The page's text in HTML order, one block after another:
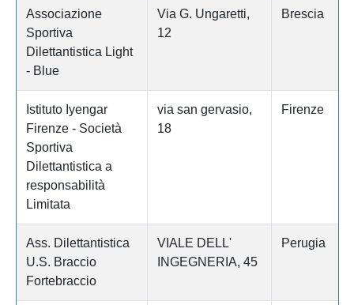
Associazione
Sportiva
Dilettantistica Light
- Blue
Via G. Ungaretti,
12
Brescia
Istituto Iyengar
Firenze - Società
Sportiva
Dilettantistica a
responsabilità
Limitata
via san gervasio,
18
Firenze
Ass. Dilettantistica
U.S. Braccio
Fortebraccio
VIALE DELL'
INGEGNERIA, 45
Perugia